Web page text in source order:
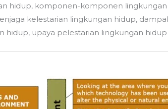
hidup, komponen-komponen lingkungan
kelestarian lingkungan hidup,
hidup, upaya pelestarian lingkungan hidup